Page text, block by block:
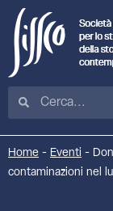
Home - Eventi -
contaminazioni nel